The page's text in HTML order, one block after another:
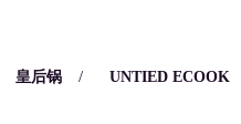
皇后锅 / UNTIED ECOOK